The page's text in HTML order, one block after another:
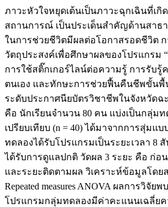
ภาวะหัวใจหยุดเต้นเป็นภาวะฉุกเฉินที่เ
สถานการณ์ เป็นประเด็นสำคัญด้านสาธ
ในการช่วยชีวิตมีผลต่อโอกาสรอดชีวิต
วัตถุประสงค์เพื่อศึกษาผลของโปรแกรม
การใช้สติ๊กเกอร์ไลน์ต่อความรู้ การรับรู้
ตนเอง และทักษะการช่วยฟื้นคืนชีพขั้นพื้
ระดับประกาศนียบัตรวิชาชีพในจังหวัดฉ
คือ นักเรียนจำนวน 80 คน แบ่งเป็นกลุ่มท
เปรียบเทียบ (n = 40) ได้มาจากการสุ่มแ
ทดลองได้รับโปรแกรมเป็นระยะเวลา 8
ได้รับการดูแลปกติ วัดผล 3 ระยะ คือ ก่อ
และระยะติดตามผล วิเคราะห์ข้อมูลโด
Repeated measures ANOVA ผลการวิจัย
โปรแกรมกลุ่มทดลองมีค่าคะแนนเฉลี่ยค